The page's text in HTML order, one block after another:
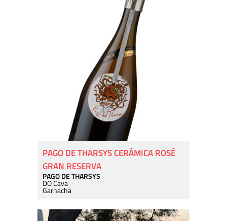
PAGO DE THARSYS CERÁMICA ROSÉ
GRAN RESERVA
PAGO DE THARSYS
DO Cava
Garnacha